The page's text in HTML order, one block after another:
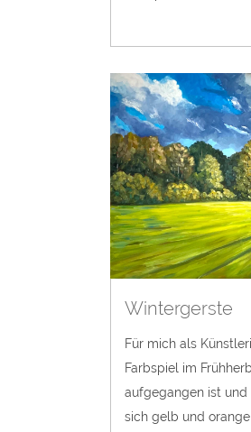
Wintergerste
Für mich als
Farbspiel im
aufgegangen ist
sich gelb und